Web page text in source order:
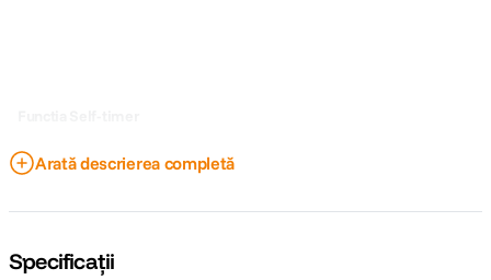
Arată descrierea completă
Specificații